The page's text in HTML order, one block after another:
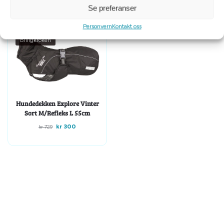
Se preferanser
PersonvernKontakt oss
Billigkroken
Hundedekken Explore Vinter
Sort M/Refleks L 55cm
kr729 kr 300